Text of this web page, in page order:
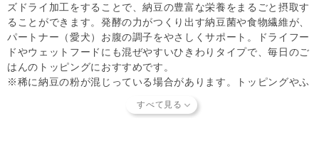
ズドライ加工をすることで、納豆の豊富な栄養をまるごと摂取す
ることができます。発酵の力がつくり出す納豆菌や食物繊維が、
パートナー（愛犬）お腹の調子をやさしくサポート。ドライフー
ドやウェットフードにも混ぜやすいひきわりタイプで、毎日のご
はんのトッピングにおすすめです。
※稀に納豆の粉が混じっている場合があります。トッピングやふ